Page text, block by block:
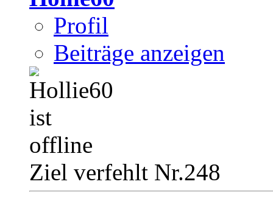
Profil
Beiträge anzeigen
Ziel verfehlt Nr.248